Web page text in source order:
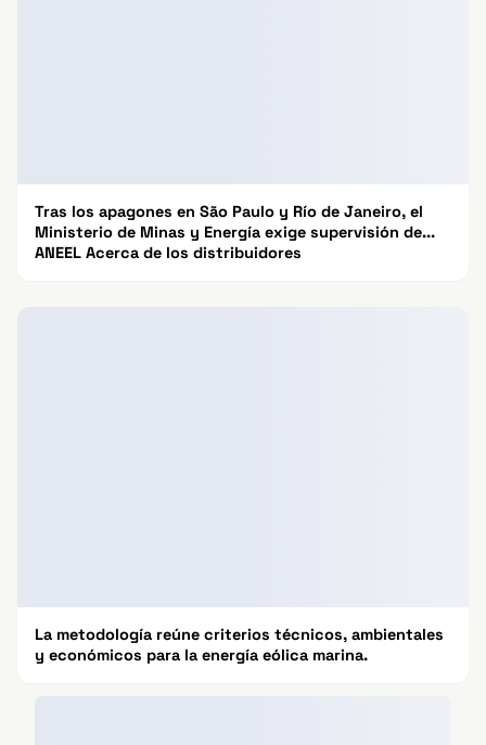
Tras los apagones en São Paulo y Río de Janeiro, el
Ministerio de Minas y Energía exige supervisión de...
ANEEL Acerca de los distribuidores
La metodología reúne criterios técnicos, ambientales
y económicos para la energía eólica marina.